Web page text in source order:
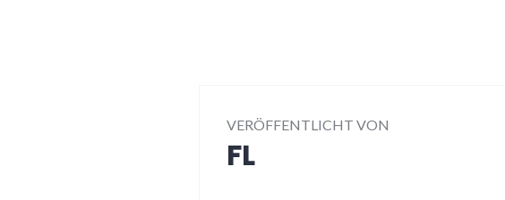
VERÖFFENTLICHT VON
FL